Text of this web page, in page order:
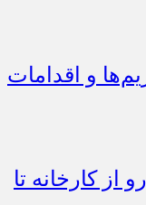
و اقدامات
از کارخانه تا